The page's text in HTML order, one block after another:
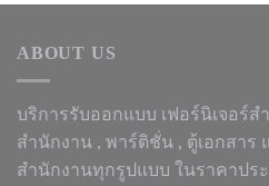
ABOUT US
บริการรับออกแบบ เฟอร์นิเจอร์ส
สำนักงาน , พาร์ติชั่น , ตู้เอกสาร
สำนักงานทุกรูปแบบ ในราคาปร